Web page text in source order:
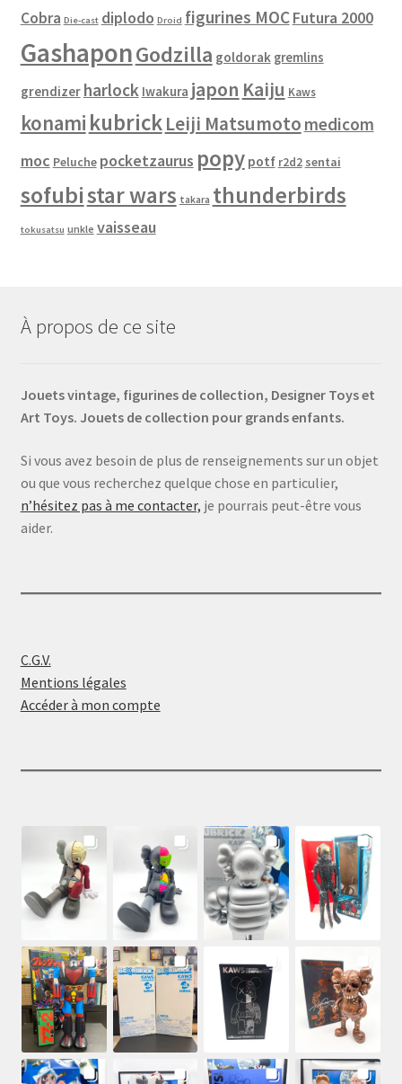
Cobra Die-cast diplodo Droid figurines MOCFutura 2000
GashaponGodzilla goldorak gremlins
grendizer harlock Iwakura japon Kaiju Kaws
konami kubrickLeiji Matsumoto medicom
moc Peluche pocketzaurus popy potf r2d2 sentai
sofubistar wars takara thunderbirds
tokusatsu unkle vaisseau
À propos de ce site
Jouets vintage, figurines de collection, Designer Toys et
Art Toys. Jouets de collection pour grands enfants.
Si vous avez besoin de plus de renseignements sur un objet
ou que vous recherchez quelque chose en particulier,
n’hésitez pas à me contacter, je pourrais peut-être vous
aider.
C.G.V.
Mentions légales
Accéder à mon compte